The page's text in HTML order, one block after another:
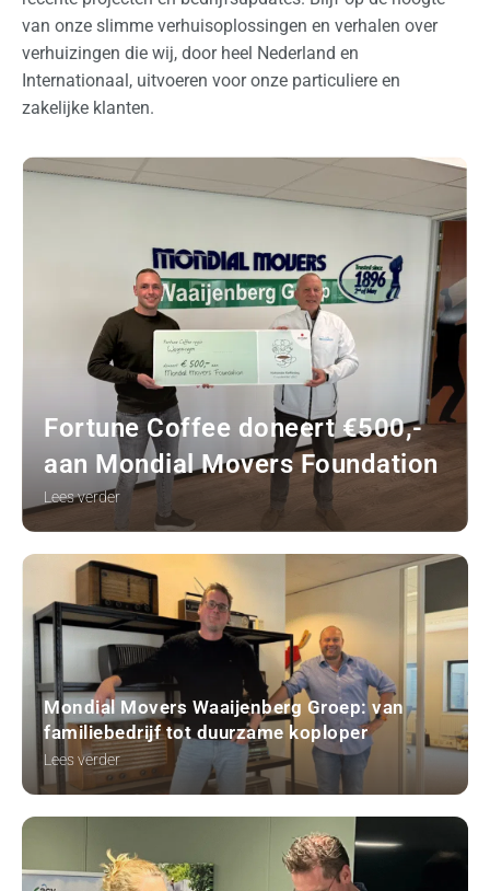
van onze slimme verhuisoplossingen en verhalen over
verhuizingen die wij, door heel Nederland en
Internationaal, uitvoeren voor onze particuliere en
zakelijke klanten.
Fortune Coffee doneert €500,-
aan Mondial Movers Foundation
Lees verder
Mondial Movers Waaijenberg Groep: van
familiebedrijf tot duurzame koploper
Lees verder